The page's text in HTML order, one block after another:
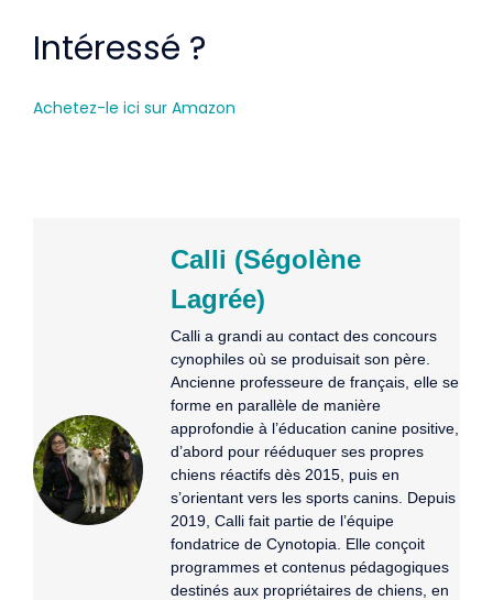
Intéressé ?
Achetez-le ici sur Amazon
Calli (Ségolène
Lagrée)
Calli a grandi au contact des concours
cynophiles où se produisait son père.
Ancienne professeure de français, elle se
forme en parallèle de manière
approfondie à l’éducation canine positive,
d’abord pour rééduquer ses propres
chiens réactifs dès 2015, puis en
s’orientant vers les sports canins. Depuis
2019, Calli fait partie de l’équipe
fondatrice de Cynotopia. Elle conçoit
programmes et contenus pédagogiques
destinés aux propriétaires de chiens, en